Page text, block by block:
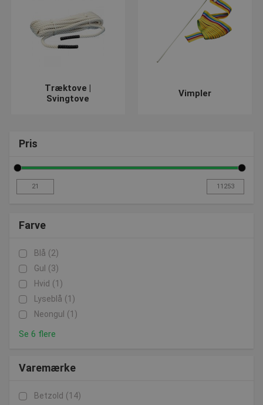
kontakt os. Ring på 7550 6011 eller send os en e-mail på
post@presencosport.dk
Træktove |
Svingtove
Vimpler
Pris
Farve
Blå (2)
Gul (3)
Hvid (1)
Lyseblå (1)
Neongul (1)
Se 6 flere
Varemærke
Betzold (14)